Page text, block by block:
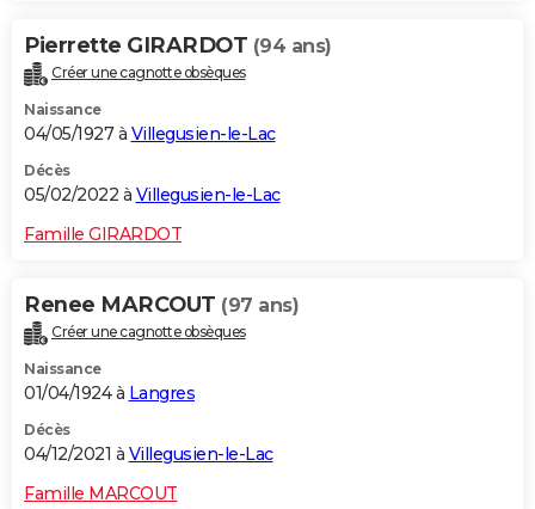
Pierrette GIRARDOT (94 ans)
Créer une cagnotte obsèques
Naissance
04/05/1927 à Villegusien-le-Lac
Décès
05/02/2022 à Villegusien-le-Lac
Famille GIRARDOT
Renee MARCOUT (97 ans)
Créer une cagnotte obsèques
Naissance
01/04/1924 à Langres
Décès
04/12/2021 à Villegusien-le-Lac
Famille MARCOUT